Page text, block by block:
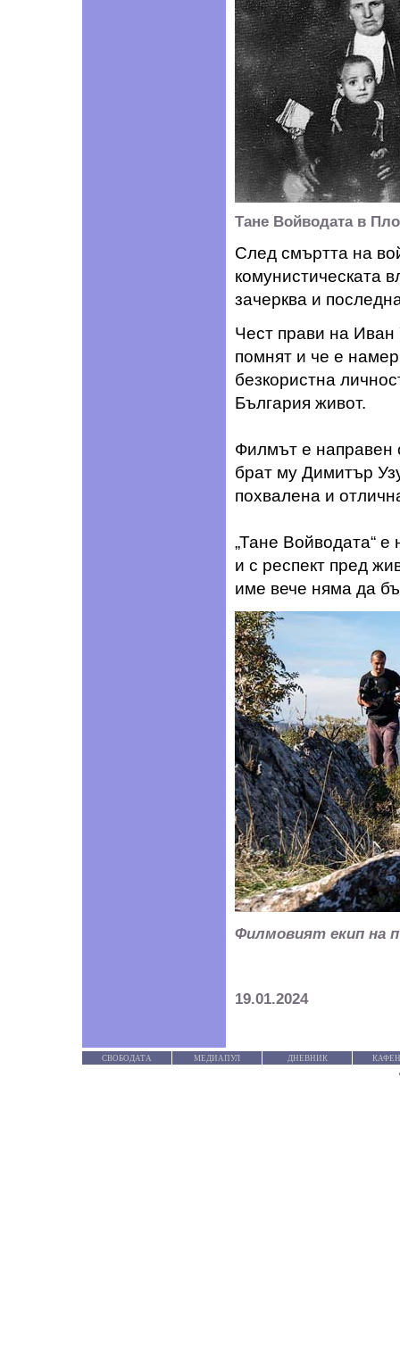
Тане Войводата в
След смъртта на
комунистическата
зачерква и
Чест прави на Иван
помнят и че е
безкористна
България живот.
Филмът е направен
брат му Димитър
похвалена и
„Тане Войводата“
и с респект пред
име вече няма да
Филмовият екип на
19.01.2024
СВОБОДАТА МЕДИАПУЛ ДНЕВНИК